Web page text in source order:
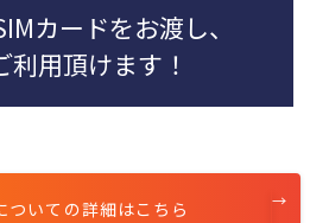
カードをお渡し、
利用頂けます！
ついての詳細はこちら